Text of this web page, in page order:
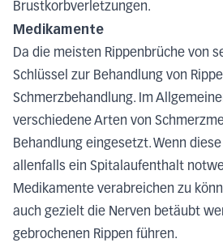
Brustkorbverletzungen.
Medikamente
Da die meisten Rippenbrüche von
Schlüssel zur Behandlung von
Schmerzbehandlung. Im
verschiedene Arten von
Behandlung eingesetzt. Wenn
allenfalls ein Spitalaufenthalt
Medikamente verabreichen zu
auch gezielt die Nerven betäubt
gebrochenen Rippen führen.